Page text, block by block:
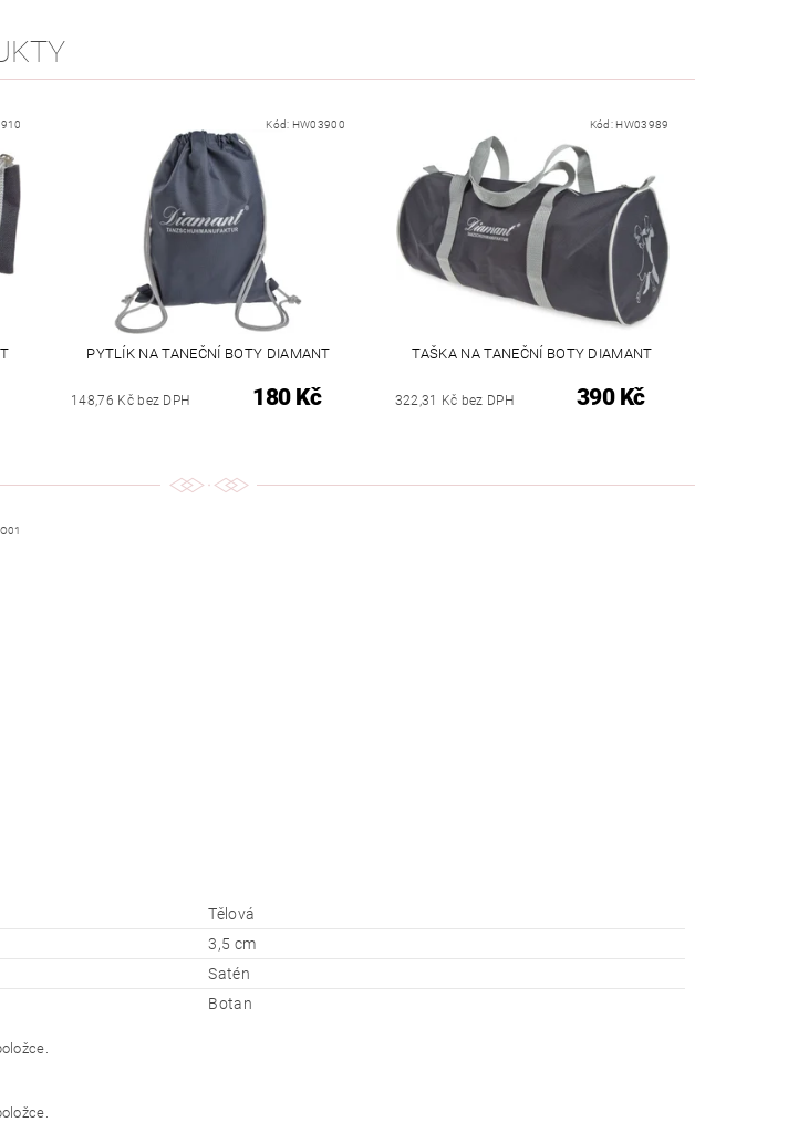
Kód: HW03900
PYTLÍK NA TANEČNÍ BOTY DIAMANT
148,76 Kč bez DPH 180 Kč
Kód: HW03989
TAŠKA NA TANEČNÍ BOTY DIAMANT
322,31 Kč bez DPH 390 Kč
Tělová
3,5 cm
Satén
Botan